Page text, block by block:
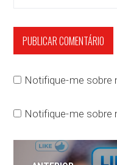
Notifique-me sobre
Notifique-me sobre